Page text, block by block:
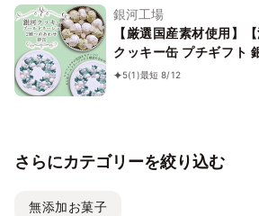
銀河工場
【厳選国産素材使用】
クッキー缶 プチギフト
ールドネージュ 絆缶
5(1)最短 8/12
さらにカテゴリーを絞り込む
無添加お菓子